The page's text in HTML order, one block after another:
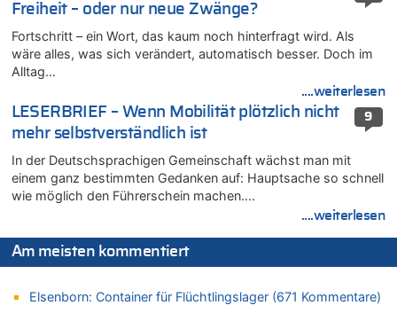
Aachen ab 11. August wieder Mekka des Pferdesports –
07.08.2026 - 10:23 von Opa zu
In Belgien missachten zwei von drei Autofahrern das
Tempolimit in 30er-Zonen – Untersuchung von Vias
07.08.2026 - 10:05 von Ostbelgien Direkt zu
Soll Belgien Tempolimit auf Autobahnen erhöhen? – In
07.08.2026 - 10:05 von N. A. Klar zu
In Belgien missachten zwei von drei Autofahrern das
Tempolimit in 30er-Zonen – Untersuchung von Vias
Das 44. Tirolerfest in Eupen in Bildern [Fotogalerie]
07.08.2026 - 09:18 von Noppi zu
AS Eupen: „Keiner weiß, wohin die Reise geht…“
Freiheit – oder nur neue Zwänge?
Fortschritt – ein Wort, das kaum noch hinterfragt wird. Als
wäre alles, was sich verändert, automatisch besser. Doch im
Alltag…
....weiterlesen
9
LESERBRIEF – Wenn Mobilität plötzlich nicht
mehr selbstverständlich ist
In der Deutschsprachigen Gemeinschaft wächst man mit
einem ganz bestimmten Gedanken auf: Hauptsache so schnell
wie möglich den Führerschein machen….
....weiterlesen
Am meisten kommentiert
Elsenborn: Container für Flüchtlingslager (671 Kommentare)